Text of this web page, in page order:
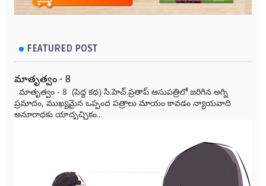
FEATURED POST
మాతృత్వం - 8
మాతృత్వం - 8 (పెద్ద కథ) సి.హెచ్.ప్రతాప్ ఆసుపత్రిలో జరిగిన అగ్ని
ప్రమాదం, ముఖ్యమైన ఒప్పంద పత్రాలు మాయం కావడం న్యాయవాది
అనూరాధకు యాదృచ్ఛికం...